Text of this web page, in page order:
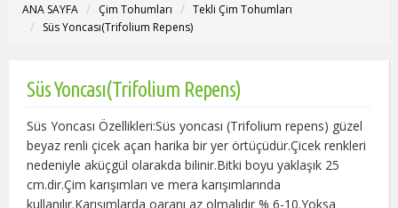
ANA SAYFA Çim Tohumları
Tekli Çim Tohumları
Süs Yoncası(Trifolium Repens)
Süs Yoncası(Trifolium Repens)
Süs Yoncası Özellikleri:Süs yoncası (Trifolium repens) güzel
beyaz renli çicek açan harika bir yer örtüçüdür.Çicek renkleri
nedeniyle aküçgül olarakda bilinir.Bitki boyu yaklaşık 25
cm.dir.Çim karışımları ve mera karışımlarında
kullanılır.Karışımlarda oaranı az olmalıdır % 6-10.Yoksa